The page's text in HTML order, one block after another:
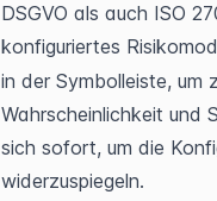
DSGVO als auch ISO
konfiguriertes
in der Symbolleiste, um
Wahrscheinlichkeit und
sich sofort, um die
widerzuspiegeln.